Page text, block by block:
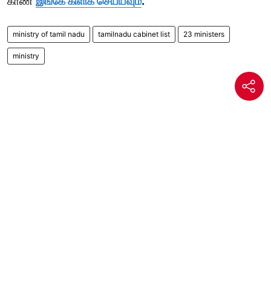
ministry of tamil nadu tamilnadu cabinet list 23 ministers
ministry